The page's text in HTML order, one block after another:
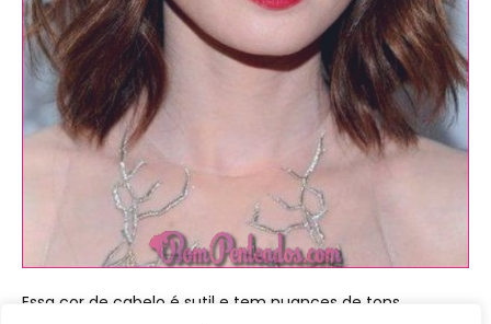
Essa cor de cabelo é sutil e tem nuances de tons